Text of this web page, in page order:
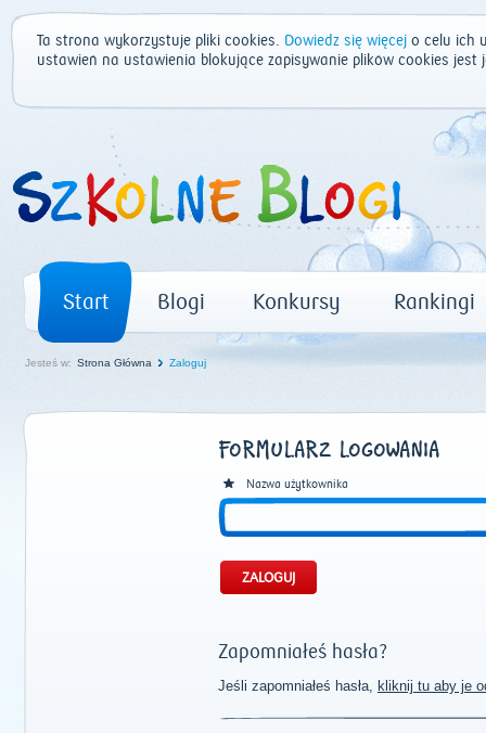
Ta strona wykorzystuje pliki cookies. Dowiedz się więcej o celu ich
ustawień na ustawienia blokujące zapisywanie plików cookies
Start Blogi Konkursy Rankingi
Jesteś w: Strona Główna Zaloguj
FORMULARZ LOGOWANIA
Nazwa użytkownika
Zapomniałeś hasła?
Jeśli zapomniałeś hasła, kliknij tu aby je